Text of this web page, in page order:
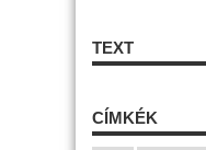
TEXT
CÍMKÉK